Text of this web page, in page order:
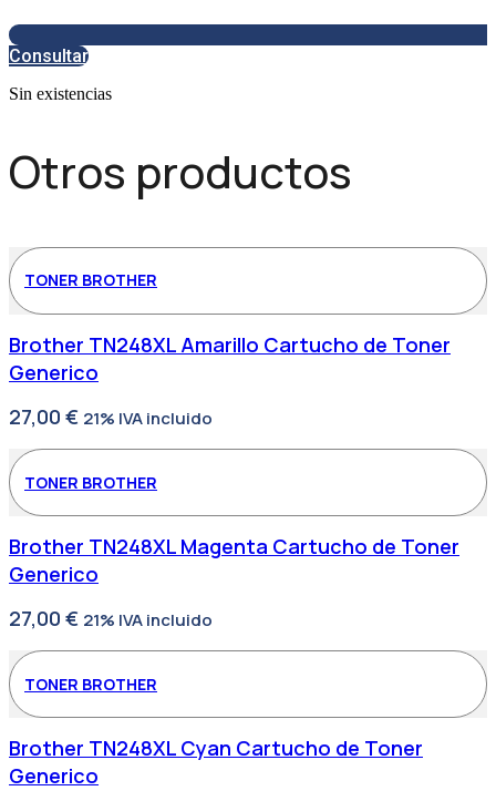
Consultar
Sin existencias
Otros productos
TONER BROTHER
Brother TN248XL Amarillo Cartucho de Toner
Generico
27,00 € 21% IVA incluido
TONER BROTHER
Brother TN248XL Magenta Cartucho de Toner
Generico
27,00 € 21% IVA incluido
TONER BROTHER
Brother TN248XL Cyan Cartucho de Toner
Generico